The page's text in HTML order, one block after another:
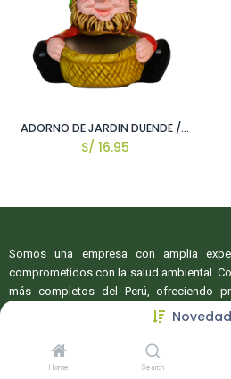
Home Search
ADORNO DE JARDIN DUENDE / GEN #1
S/ 16.95
Somos una empresa con amplia
comprometidos con la salud ambiental.
más completos del Perú, ofreciendo
servicios especializado para proyectos de